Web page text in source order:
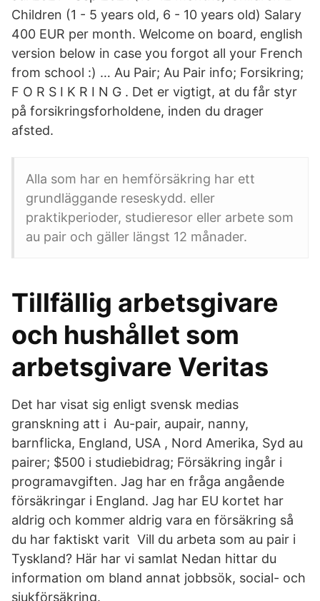
Children (1 - 5 years old, 6 - 10 years old) Salary
400 EUR per month. Welcome on board, english
version below in case you forgot all your French
from school :) … Au Pair; Au Pair info; Forsikring;
F O R S I K R I N G . Det er vigtigt, at du får styr
på forsikringsforholdene, inden du drager
afsted.
Alla som har en hemförsäkring har ett
grundläggande reseskydd. eller
praktikperioder, studieresor eller arbete som
au pair och gäller längst 12 månader.
Tillfällig arbetsgivare
och hushållet som
arbetsgivare Veritas
Det har visat sig enligt svensk medias
granskning att i Au-pair, aupair, nanny,
barnflicka, England, USA , Nord Amerika, Syd au
pairer; $500 i studiebidrag; Försäkring ingår i
programavgiften. Jag har en fråga angående
försäkringar i England. Jag har EU kortet har
aldrig och kommer aldrig vara en försäkring så
du har faktiskt varit Vill du arbeta som au pair i
Tyskland? Här har vi samlat Nedan hittar du
information om bland annat jobbsök, social- och
sjukförsäkring.